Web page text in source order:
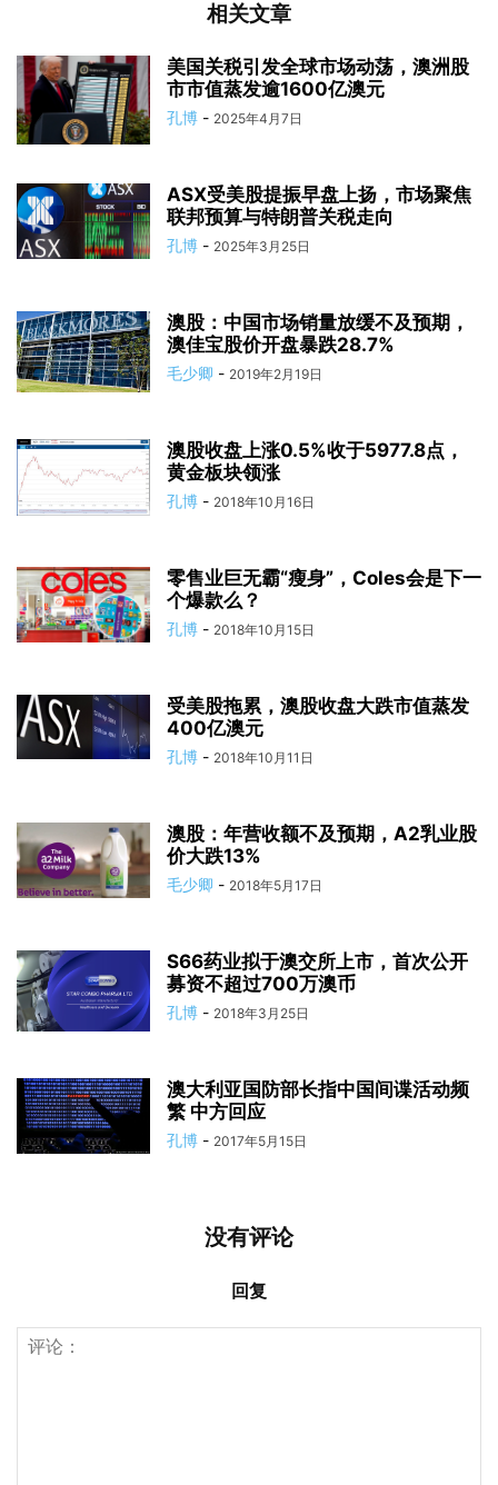
相关文章
美国关税引发全球市场动荡，澳洲股
市市值蒸发逾1600亿澳元
孔博 - 2025年4月7日
ASX受美股提振早盘上扬，市场聚焦
联邦预算与特朗普关税走向
孔博 - 2025年3月25日
澳股：中国市场销量放缓不及预期，
澳佳宝股价开盘暴跌28.7%
毛少卿 - 2019年2月19日
澳股收盘上涨0.5%收于5977.8点，
黄金板块领涨
孔博 - 2018年10月16日
零售业巨无霸“瘦身”，Coles会是下一
个爆款么？
孔博 - 2018年10月15日
受美股拖累，澳股收盘大跌市值蒸发
400亿澳元
孔博 - 2018年10月11日
澳股：年营收额不及预期，A2乳业股
价大跌13%
毛少卿 - 2018年5月17日
S66药业拟于澳交所上市，首次公开
募资不超过700万澳币
孔博 - 2018年3月25日
澳大利亚国防部长指中国间谍活动频
繁 中方回应
孔博 - 2017年5月15日
没有评论
回复